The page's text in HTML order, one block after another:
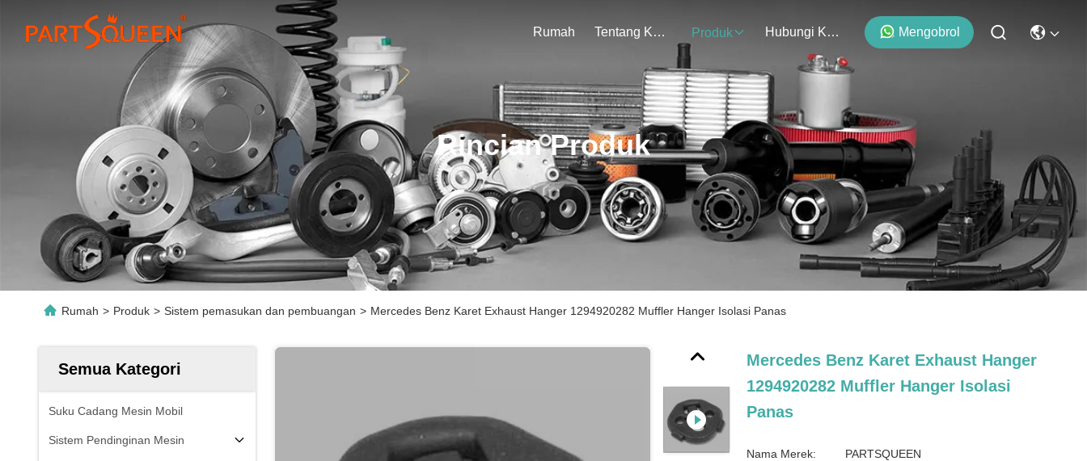
Rumah Tentang Kami Produk Hubungi Kami Mengobrol
Rincian Produk
Rumah > Produk > Sistem pemasukan dan pembuangan > Mercedes Benz Karet Exhaust Hanger 1294920282 Muffler Hanger Isolasi Panas
Semua Kategori
Suku Cadang Mesin Mobil
Sistem Pendinginan Mesin
Mercedes Benz Karet Exhaust Hanger
1294920282 Muffler Hanger Isolasi
Panas
Nama Merek: PARTSQUEEN